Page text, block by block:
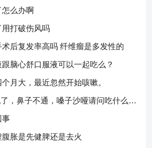
怎么办啊
用打破伤风吗
后复发率高吗 纤维瘤是多发性的
脑心舒口服液可以一起吃么？
月大，最近忽然开始咳嗽。
你好，鼻炎犯了，鼻子不通，嗓子沙哑请问吃什么药比较好？
事
腹胀是先健脾还是去火